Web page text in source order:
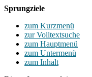
Sprungziele
zum Kurzmenü
zur Volltextsuche
zum Hauptmenü
zum Untermenü
zum Inhalt